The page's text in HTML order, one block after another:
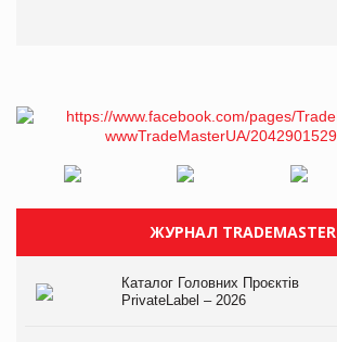
ЖУРНАЛ TRADEMASTER
Каталог Головних Проєктів
PrivateLabel – 2026